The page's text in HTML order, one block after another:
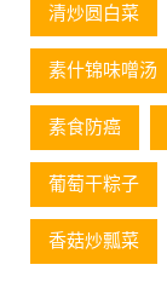
清炒圆白菜
素什锦味噌汤
素食防癌
葡萄⼲粽⼦
香菇炒瓢菜